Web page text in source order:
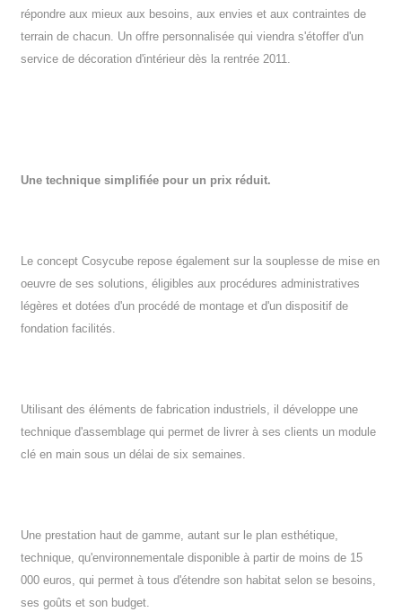
répondre aux mieux aux besoins, aux envies et aux contraintes de
terrain de chacun. Un offre personnalisée qui viendra s'étoffer d'un
service de décoration d'intérieur dès la rentrée 2011.
Une technique simplifiée pour un prix réduit.
Le concept Cosycube repose également sur la souplesse de mise en
oeuvre de ses solutions, éligibles aux procédures administratives
légères et dotées d'un procédé de montage et d'un dispositif de
fondation facilités.
Utilisant des éléments de fabrication industriels, il développe une
technique d'assemblage qui permet de livrer à ses clients un module
clé en main sous un délai de six semaines.
Une prestation haut de gamme, autant sur le plan esthétique,
technique, qu'environnementale disponible à partir de moins de 15
000 euros, qui permet à tous d'étendre son habitat selon se besoins,
ses goûts et son budget.